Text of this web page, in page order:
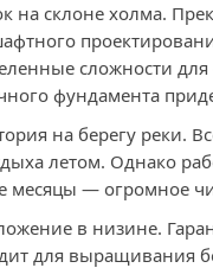
на склоне холма.
сложности для
фундамента
на берегу реки.
летом. Однако
месяцы — огромное
в низине.
для выращивания